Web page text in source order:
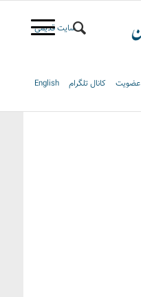
سایت قدیمی
عضویت کانال تلگرام English